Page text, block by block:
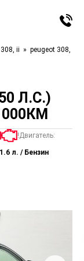
308, ii peugeot 308, ii
Л.С.)
!Двигатель:
1.6 л. / Бензин